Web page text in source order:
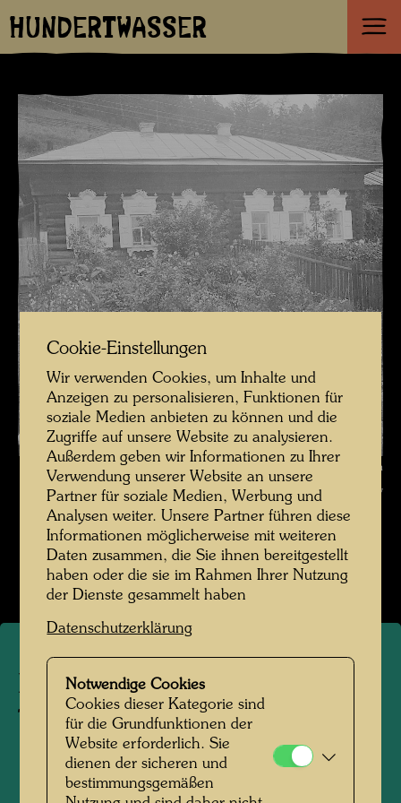
HUNDERTWASSER
Die Reise mit der Transsibirischen Eisenbahn , Fotograf: Friedensreich
Hundertwasser © Hundertwasser Archiv
Die Reise mit der Transsibirischen Eisenbahn
Bildergalerie öffnen
Die Reise mit der
Transsibirischen Eisenbahn
Cookie-Einstellungen
Wir verwenden Cookies, um Inhalte und
Anzeigen zu personalisieren, Funktionen für
soziale Medien anbieten zu können und die
Zugriffe auf unsere Website zu analysieren.
Außerdem geben wir Informationen zu Ihrer
Verwendung unserer Website an unsere
Partner für soziale Medien, Werbung und
Analysen weiter. Unsere Partner führen diese
Informationen möglicherweise mit weiteren
Daten zusammen, die Sie ihnen bereitgestellt
haben oder die sie im Rahmen Ihrer Nutzung
der Dienste gesammelt haben
Datenschutzerklärung
Notwendige Cookies
Cookies dieser Kategorie sind
für die Grundfunktionen der
Website erforderlich. Sie
dienen der sicheren und
bestimmungsgemäßen